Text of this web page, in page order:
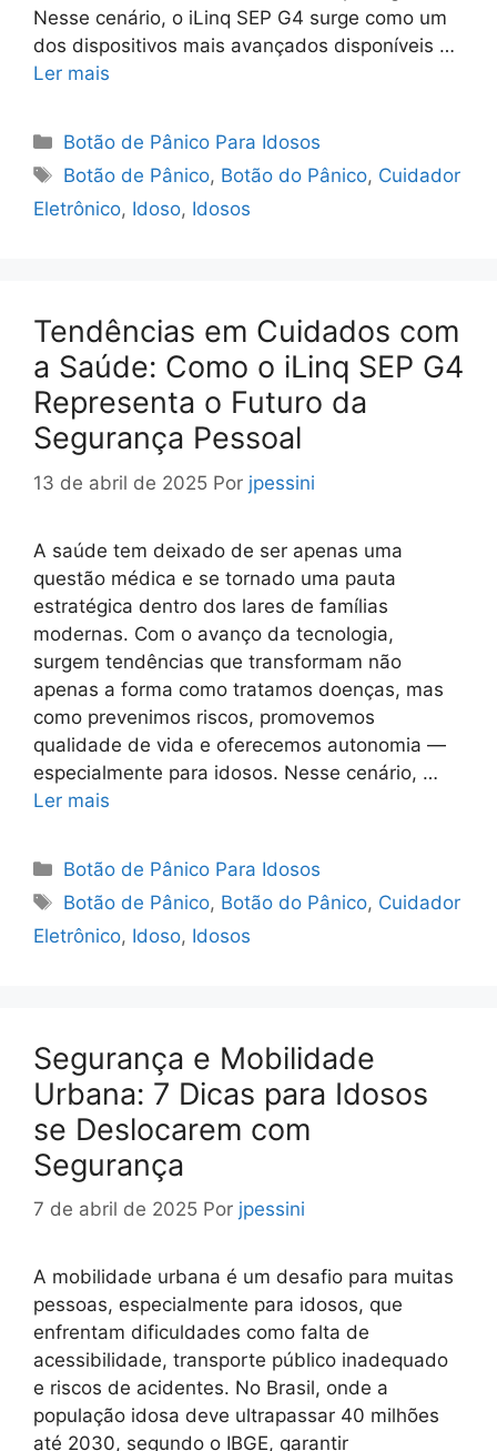
Nesse cenário, o iLinq SEP G4 surge como um
dos dispositivos mais avançados disponíveis …
Ler mais
Categorias
Botão de Pânico Para Idosos
Tags
Botão de Pânico, Botão do Pânico, Cuidador
Eletrônico, Idoso, Idosos
Tendências em Cuidados com
a Saúde: Como o iLinq SEP G4
Representa o Futuro da
Segurança Pessoal
13 de abril de 2025 Por jpessini
A saúde tem deixado de ser apenas uma
questão médica e se tornado uma pauta
estratégica dentro dos lares de famílias
modernas. Com o avanço da tecnologia,
surgem tendências que transformam não
apenas a forma como tratamos doenças, mas
como prevenimos riscos, promovemos
qualidade de vida e oferecemos autonomia —
especialmente para idosos. Nesse cenário, …
Ler mais
Categorias
Botão de Pânico Para Idosos
Tags
Botão de Pânico, Botão do Pânico, Cuidador
Eletrônico, Idoso, Idosos
Segurança e Mobilidade
Urbana: 7 Dicas para Idosos
se Deslocarem com
Segurança
7 de abril de 2025 Por jpessini
A mobilidade urbana é um desafio para muitas
pessoas, especialmente para idosos, que
enfrentam dificuldades como falta de
acessibilidade, transporte público inadequado
e riscos de acidentes. No Brasil, onde a
população idosa deve ultrapassar 40 milhões
até 2030, segundo o IBGE, garantir